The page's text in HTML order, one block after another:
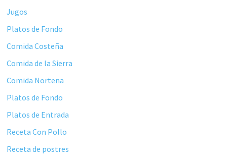
Jugos
Platos de Fondo
Comida Costeña
Comida de la Sierra
Comida Nortena
Platos de Fondo
Platos de Entrada
Receta Con Pollo
Receta de postres